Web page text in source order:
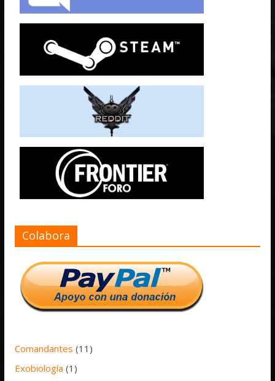
Colabora
Comandantes (11)
Exobiología (1)